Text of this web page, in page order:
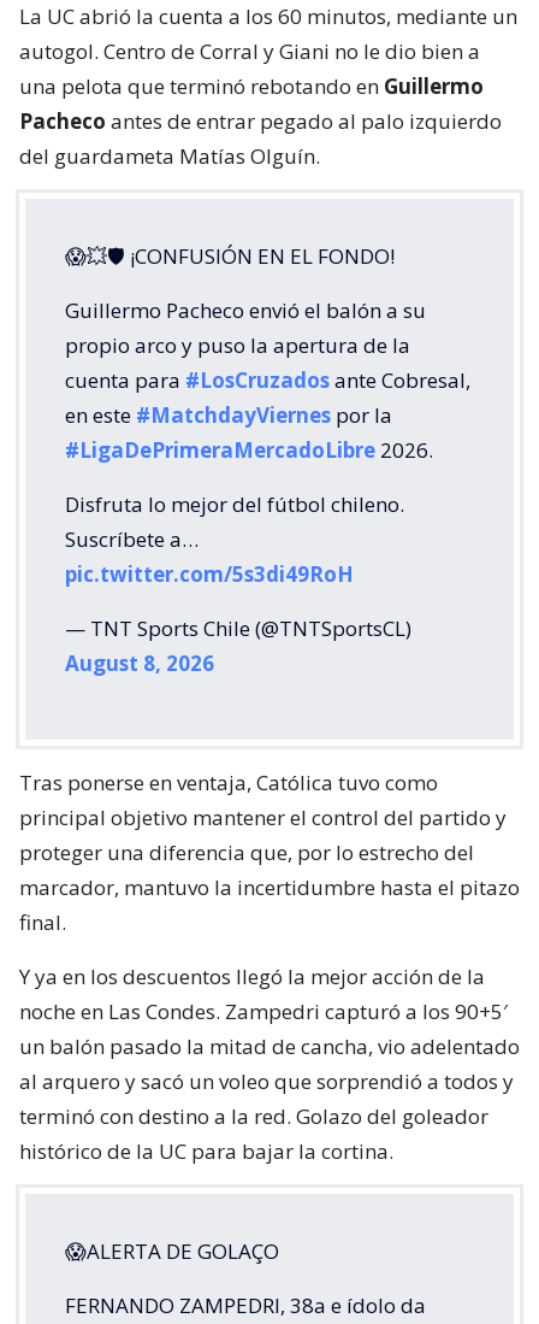
La UC abrió la cuenta a los 60 minutos, mediante un
autogol. Centro de Corral y Giani no le dio bien a
una pelota que terminó rebotando en Guillermo
Pacheco antes de entrar pegado al palo izquierdo
del guardameta Matías Olguín.
😱💥🛡 ¡CONFUSIÓN EN EL FONDO!
Guillermo Pacheco envió el balón a su
propio arco y puso la apertura de la
cuenta para #LosCruzadosante Cobresal,
en este #MatchdayViernes por la
#LigaDePrimeraMercadoLibre 2026.
Disfruta lo mejor del fútbol chileno.
Suscríbete a…
pic.twitter.com/5s3di49RoH
— TNT Sports Chile (@TNTSportsCL)
August 8, 2026
Tras ponerse en ventaja, Católica tuvo como
principal objetivo mantener el control del partido y
proteger una diferencia que, por lo estrecho del
marcador, mantuvo la incertidumbre hasta el pitazo
final.
Y ya en los descuentos llegó la mejor acción de la
noche en Las Condes. Zampedri capturó a los 90+5′
un balón pasado la mitad de cancha, vio adelentado
al arquero y sacó un voleo que sorprendió a todos y
terminó con destino a la red. Golazo del goleador
histórico de la UC para bajar la cortina.
😱ALERTA DE GOLAÇO
FERNANDO ZAMPEDRI, 38a e ídolo da